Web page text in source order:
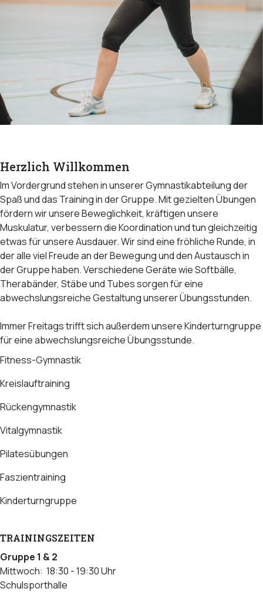
Herzlich Willkommen
Im Vordergrund stehen in unserer Gymnastikabteilung der
Spaß und das Training in der Gruppe. Mit gezielten Übungen
fördern wir unsere Beweglichkeit, kräftigen unsere
Muskulatur, verbessern die Koordination und tun gleichzeitig
etwas für unsere Ausdauer. Wir sind eine fröhliche Runde, in
der alle viel Freude an der Bewegung und den Austausch in
der Gruppe haben. Verschiedene Geräte wie Softbälle,
Therabänder, Stäbe und Tubes sorgen für eine
abwechslungsreiche Gestaltung unserer Übungsstunden.
Immer Freitags trifft sich außerdem unsere Kinderturngruppe
für eine abwechslungsreiche Übungsstunde.
Fitness-Gymnastik
Kreislauftraining
Rückengymnastik
Vitalgymnastik
Pilatesübungen
Faszientraining
Kinderturngruppe
TRAININGSZEITEN
Gruppe 1 & 2
Mittwoch: 18:30 - 19:30 Uhr
Schulsporthalle